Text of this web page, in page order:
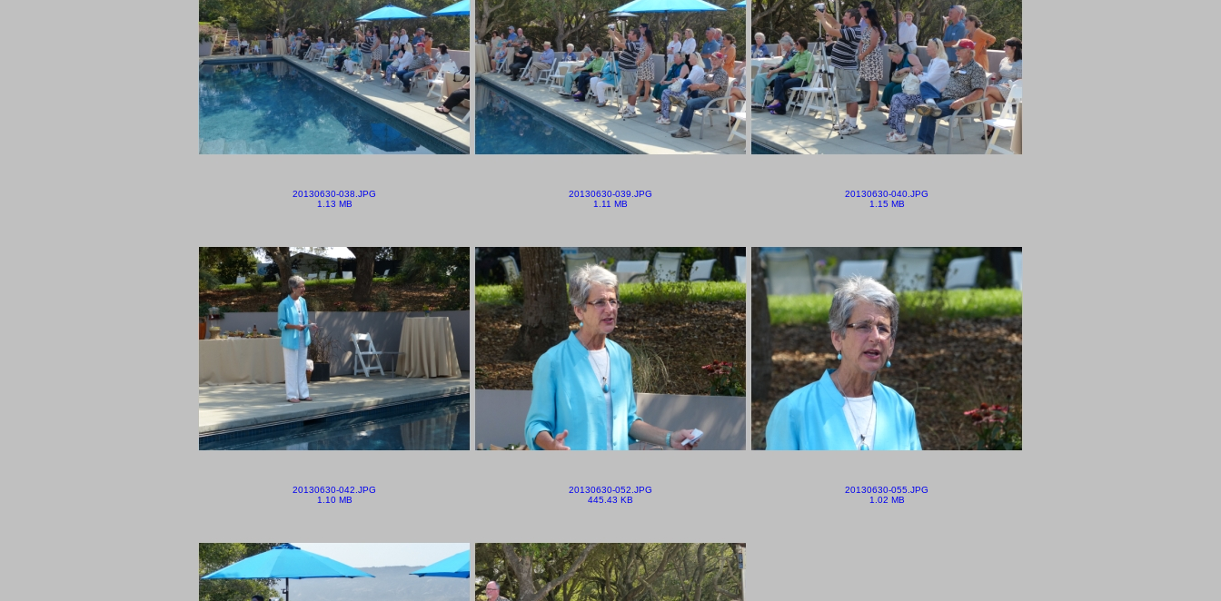
20130630-038.JPG
1.13 MB
20130630-039.JPG
1.11 MB
20130630-040.JPG
1.15 MB
20130630-042.JPG
1.10 MB
20130630-052.JPG
445.43 KB
20130630-055.JPG
1.02 MB